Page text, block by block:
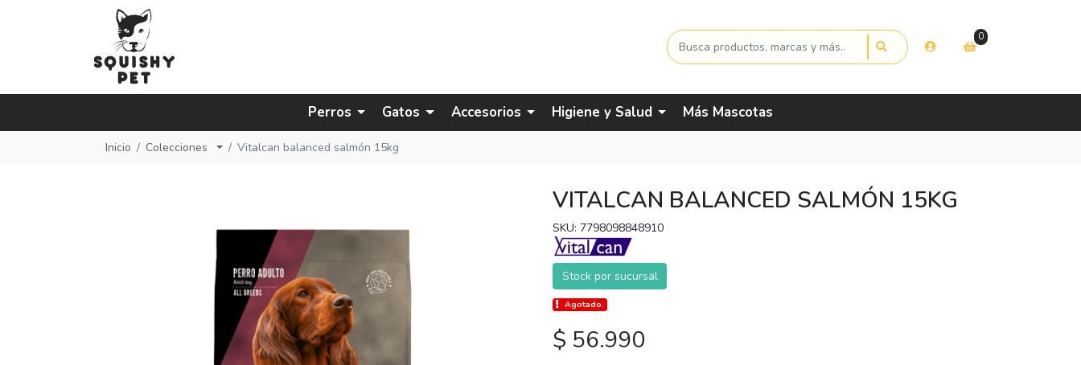
0
Perros Gatos Accesorios Higiene y Salud Más Mascotas
Inicio Colecciones Vitalcan balanced salmón 15kg
VITALCAN BALANCED SALMÓN 15KG
SKU: 7798098848910
Stock por sucursal
Agotado.
$ 56.990